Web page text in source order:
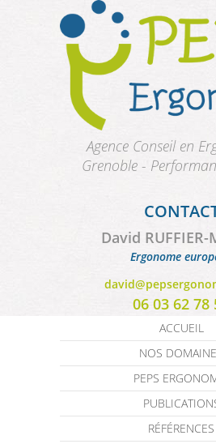
Aller au contenu principal
Agence Conseil en
Grenoble -
David RUFFIER-
Ergonome
06 03 62 78
ACCUEIL
NOS
PEPS
RÉFÉRENCES